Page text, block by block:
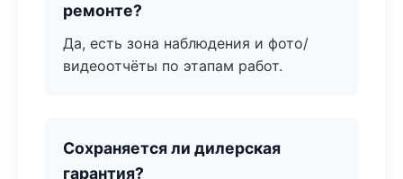
ремонте?
Да, есть зона наблюдения и фото/
видеоотчёты по этапам работ.
Сохраняется ли дилерская
гарантия?